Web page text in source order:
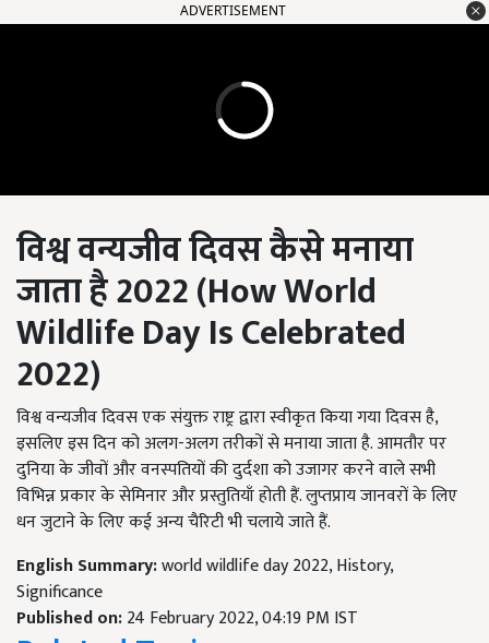
ADVERTISEMENT
विश्व वन्यजीव दिवस कैसे मनाया
जाता है2022(How World
Wildlife Day Is Celebrated
2022)
विश्व वन्यजीव दिवस एक संयुक्त राष्ट्र द्वारा स्वीकृत किया गया दिवस है,
इसलिए इस दिन को अलग-अलग तरीकों से मनाया जाता है. आमतौर पर
दुनिया के जीवों और वनस्पतियों की दुर्दशा को उजागर करने वाले सभी
विभिन्न प्रकार के सेमिनार और प्रस्तुतियाँ होती हैं. लुप्तप्राय जानवरों के लिए
धन जुटाने के लिए कई अन्य चैरिटी भी चलाये जाते हैं.
English Summary:world wildlife day 2022, History,
Significance
Published on:24 February 2022, 04:19 PM IST